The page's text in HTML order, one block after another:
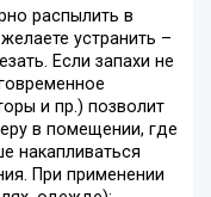
распылить в
устранить –
Если запахи не
и пр.) позволит
в помещении, где
накапливаться
При применении